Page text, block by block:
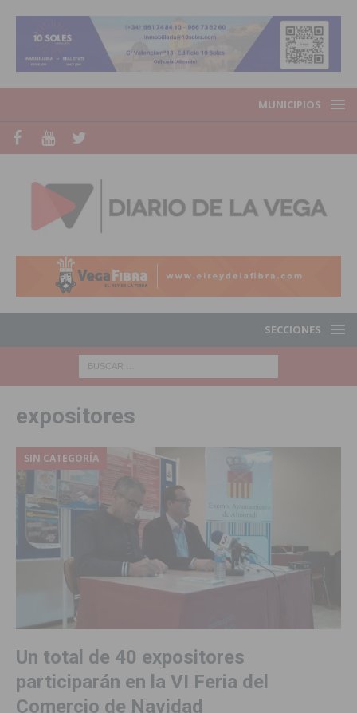
MUNICIPIOS
SECCIONES
expositores
SIN CATEGORÍA
Un total de 40 expositores
participarán en la VI Feria del
Comercio de Navidad